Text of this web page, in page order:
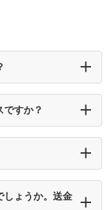
ですか？
しょうか。送金